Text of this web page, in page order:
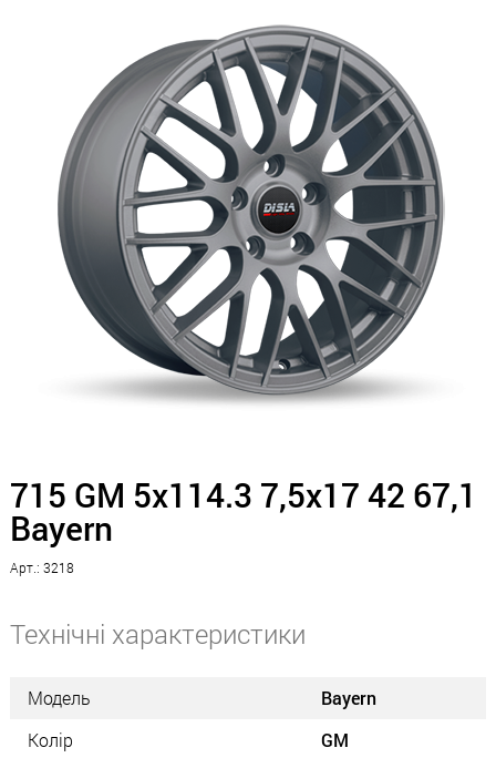
715 GM 5x114.3 7,5x17 42 67,1
Bayern
Арт.: 3218
Технічні характеристики
Модель
Bayern
Колір
GM